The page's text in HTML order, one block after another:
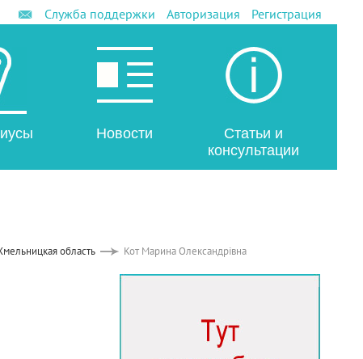
Служба поддержки Авторизация Регистрация
Новости
Статьи и
консультации
область Кот Марина Олександрівна